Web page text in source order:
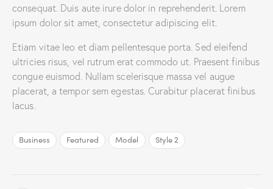
consequat. Duis aute irure dolor in reprehenderit. Lorem
ipsum dolor sit amet, consectetur adipiscing elit.
Etiam vitae leo et diam pellentesque porta. Sed eleifend
ultricies risus, vel rutrum erat commodo ut. Praesent finibus
congue euismod. Nullam scelerisque massa vel augue
placerat, a tempor sem egestas. Curabitur placerat finibus
lacus.
Business Featured Model Style 2